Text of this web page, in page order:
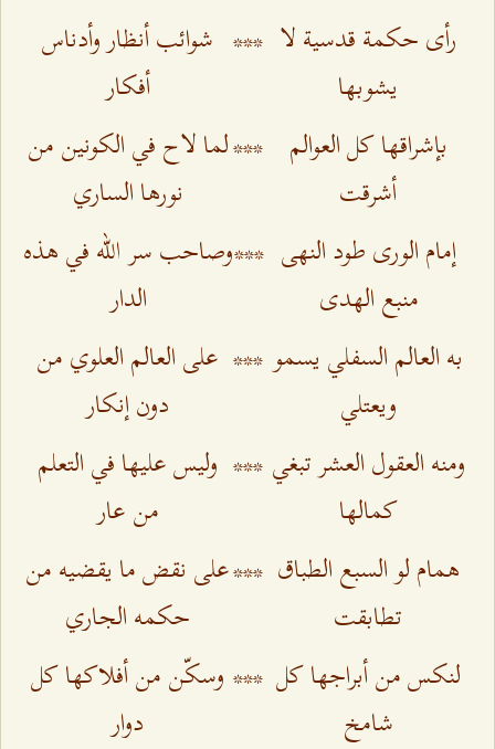
رأى حكمة قدسية لا
يشوبها
*** شوائب أنظار وأدناس
أفكار
بإشراقها كل العوالم
أشرقت
***لما لاح في الكونين من
نورها الساري
إمام الورى طود النهى
منبع الهدى
***وصاحب سر الله في هذه
الدار
به العالم السفلي يسمو
ويعتلي
*** على العالم العلوي من
دون إنكار
ومنه العقول العشر تبغي
كمالها
*** وليس عليها في التعلم
من عار
همام لو السبع الطباق
تطابقت
***على نقض ما يقضيه من
حكمه الجاري
لنكس من أبراجها كل
شامخ
*** وسكّن من أفلاكها كل
دوار